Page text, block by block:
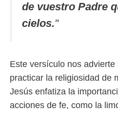
de vuestro Padre
cielos."
Este versículo nos
practicar la religiosidad de
Jesús enfatiza la
acciones de fe, como la